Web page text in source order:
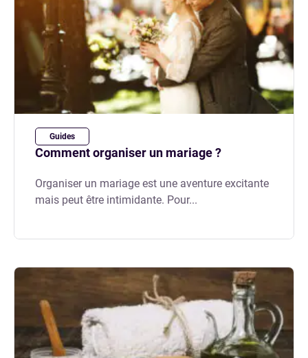
Guides
Comment organiser un mariage ?
Organiser un mariage est une aventure excitante
mais peut être intimidante. Pour...